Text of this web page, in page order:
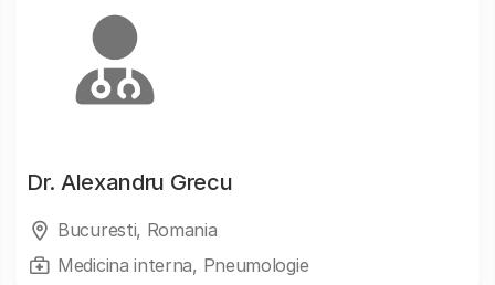
Dr. Alexandru Grecu
Bucuresti, Romania
Medicina interna, Pneumologie